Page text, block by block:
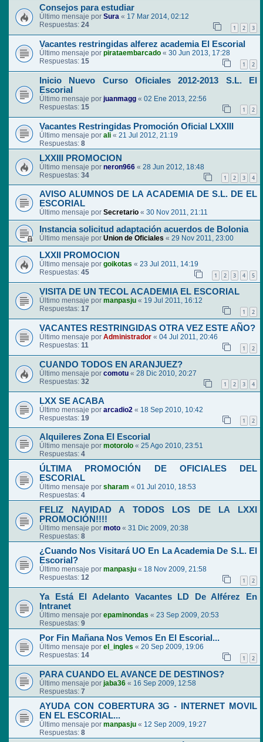
Consejos para estudiar
Último mensaje por Sura « 17 Mar 2014, 02:12
Respuestas: 24 1 2 3
Vacantes restringidas alferez academia El Escorial
Último mensaje por pirataembarcado « 30 Jun 2013, 17:28
Respuestas: 15 1 2
Inicio Nuevo Curso Oficiales 2012-2013 S.L. El
Escorial
Último mensaje por juanmagg « 02 Ene 2013, 22:56
Respuestas: 15 1 2
Vacantes Restringidas Promoción Oficial LXXIII
Último mensaje por ali « 21 Jul 2012, 21:19
Respuestas: 8
LXXIII PROMOCION
Último mensaje por neron966 « 28 Jun 2012, 18:48
Respuestas: 34 1 2 3 4
AVISO ALUMNOS DE LA ACADEMIA DE S.L. DE EL
ESCORIAL
Último mensaje por Secretario « 30 Nov 2011, 21:11
Instancia solicitud adaptación acuerdos de Bolonia
Último mensaje por Union de Oficiales « 29 Nov 2011, 23:00
LXXII PROMOCION
Último mensaje por goikotas « 23 Jul 2011, 14:19
Respuestas: 45 1 2 3 4 5
VISITA DE UN TECOL ACADEMIA EL ESCORIAL
Último mensaje por manpasju « 19 Jul 2011, 16:12
Respuestas: 17 1 2
VACANTES RESTRINGIDAS OTRA VEZ ESTE AÑO?
Último mensaje por Administrador « 04 Jul 2011, 20:46
Respuestas: 11 1 2
CUANDO TODOS EN ARANJUEZ?
Último mensaje por comotu « 28 Dic 2010, 20:27
Respuestas: 32 1 2 3 4
LXX SE ACABA
Último mensaje por arcadio2 « 18 Sep 2010, 10:42
Respuestas: 19 1 2
Alquileres Zona El Escorial
Último mensaje por motorolo « 25 Ago 2010, 23:51
Respuestas: 4
ÚLTIMA PROMOCIÓN DE OFICIALES DEL
ESCORIAL
Último mensaje por sharam « 01 Jul 2010, 18:53
Respuestas: 4
FELIZ NAVIDAD A TODOS LOS DE LA LXXI
PROMOCIÓN!!!!
Último mensaje por moto « 31 Dic 2009, 20:38
Respuestas: 8
¿Cuando Nos Visitará UO En La Academia De S.L. El
Escorial?
Último mensaje por manpasju « 18 Nov 2009, 21:58
Respuestas: 12 1 2
Ya Está El Adelanto Vacantes LD De Alférez En
Intranet
Último mensaje por epaminondas « 23 Sep 2009, 20:53
Respuestas: 9
Por Fin Mañana Nos Vemos En El Escorial...
Último mensaje por el_ingles « 20 Sep 2009, 19:06
Respuestas: 14 1 2
PARA CUANDO EL AVANCE DE DESTINOS?
Último mensaje por jaba36 « 16 Sep 2009, 12:58
Respuestas: 7
AYUDA CON COBERTURA 3G - INTERNET MOVIL
EN EL ESCORIAL...
Último mensaje por manpasju « 12 Sep 2009, 19:27
Respuestas: 8